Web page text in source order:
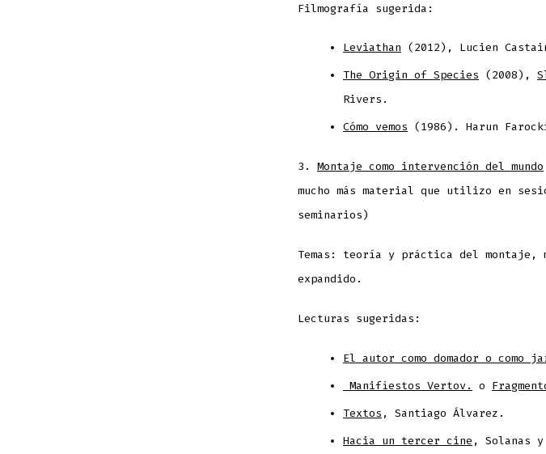
Filmografía sugerida:
Leviathan (2012), Lucien
The Origin of Species (2008),
Rivers.
Cómo vemos (1986). Harun
3. Montaje como intervención del mundo
mucho más material que utilizo en
seminarios)
Temas: teoría y práctica del montaje,
expandido.
Lecturas sugeridas:
El autor como domador o como
Manifiestos Vertov.
o
Textos , Santiago Álvarez.
Hacia un tercer cine , Solanas